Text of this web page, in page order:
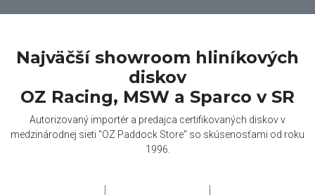
Najväčší showroom hliníkových
diskov
OZ Racing, MSW a Sparco v SR
Autorizovaný importér a predajca certifikovaných diskov v
medzinárodnej sieti "OZ Paddock Store" so skúsenosťami od roku
1996.